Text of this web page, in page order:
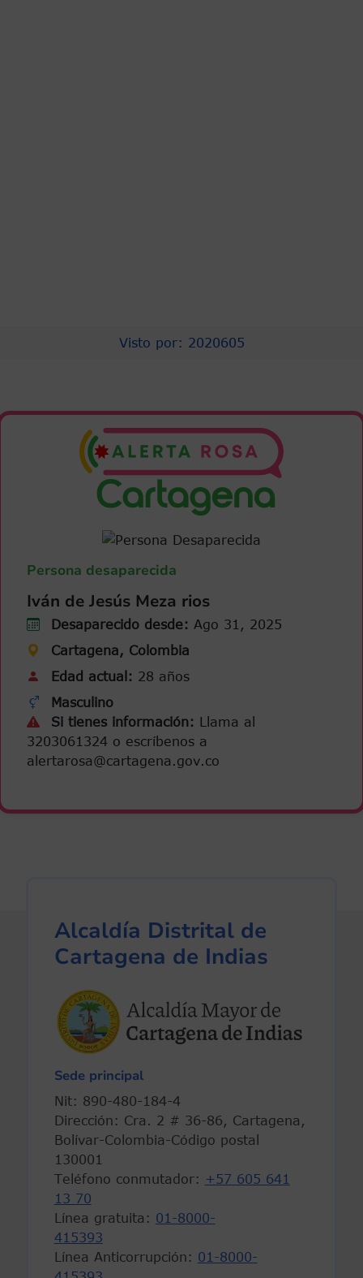
Visto por: 2020605
Persona desaparecida
Iván de Jesús Meza rios
Desaparecido desde: Ago 31, 2025
Cartagena, Colombia
Edad actual: 28 años
Masculino
Si tienes información: Llama al
3203061324 o escríbenos a
alertarosa@cartagena.gov.co
Alcaldía Distrital de
Cartagena de Indias
Sede principal
Nit: 890-480-184-4
Dirección: Cra. 2 # 36-86, Cartagena,
Bolívar-Colombia-Código postal
130001
Teléfono conmutador: +57 605 641
13 70
Línea gratuita: 01-8000-
415393
Línea Anticorrupción: 01-8000-